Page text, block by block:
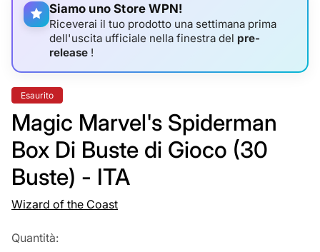
Siamo uno Store WPN!
Riceverai il tuo prodotto una settimana prima
dell'uscita ufficiale nella finestra del pre-
release !
Etichetta
del
prodotto:
Esaurito
Magic Marvel's Spiderman
Box Di Buste di Gioco (30
Buste) - ITA
Wizard of the Coast
Quantità: